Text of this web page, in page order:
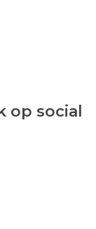
op social